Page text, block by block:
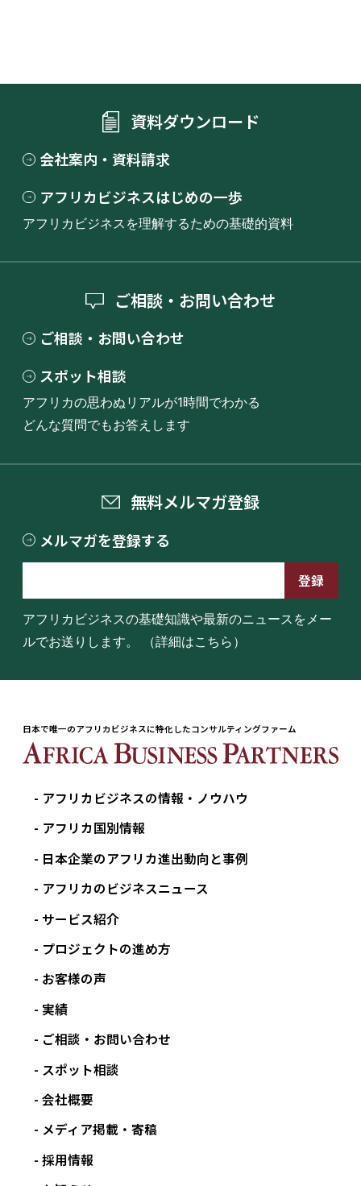
資料ダウンロード
会社案内・資料請求
アフリカビジネスはじめの一歩
アフリカビジネスを理解するための基礎的資料
ご相談・お問い合わせ
ご相談・お問い合わせ
スポット相談
アフリカの思わぬリアルが1時間でわかる
どんな質問でもお答えします
無料メルマガ登録
メルマガを登録する
アフリカビジネスの基礎知識や最新のニュースをメー
ルでお送りします。
（詳細はこちら）
日本で唯一のアフリカビジネスに特化したコンサルティングファーム
アフリカビジネスの情報・ノウハウ
アフリカ国別情報
日本企業のアフリカ進出動向と事例
アフリカのビジネスニュース
サービス紹介
プロジェクトの進め方
お客様の声
実績
ご相談・お問い合わせ
スポット相談
会社概要
メディア掲載・寄稿
採用情報